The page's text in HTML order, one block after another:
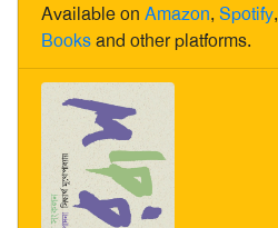
Available on Amazon, Spotify,
Booksand other platforms.